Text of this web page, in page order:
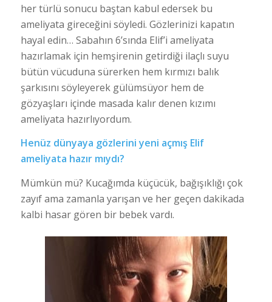
her türlü sonucu baştan kabul edersek bu
ameliyata gireceğini söyledi. Gözlerinizi kapatın
hayal edin… Sabahın 6’sında Elif’i ameliyata
hazırlamak için hemşirenin getirdiği ilaçlı suyu
bütün vücuduna sürerken hem kırmızı balık
şarkısını söyleyerek gülümsüyor hem de
gözyaşları içinde masada kalır denen kızımı
ameliyata hazırlıyordum.
Henüz dünyaya gözlerini yeni açmış Elif
ameliyata hazır mıydı?
Mümkün mü? Kucağımda küçücük, bağışıklığı çok
zayıf ama zamanla yarışan ve her geçen dakikada
kalbi hasar gören bir bebek vardı.